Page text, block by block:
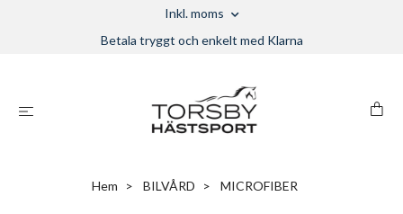
Inkl. moms
Betala tryggt och enkelt med Klarna
Hem BILVÅRD MICROFIBER